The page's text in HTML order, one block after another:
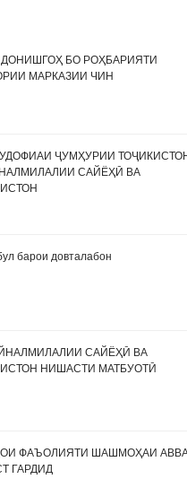
БО РОҲБАРИЯТИ
МАРКАЗИИ ЧИН
ҶУМҲУРИИ
САЙЁҲӢ ВА
барои довталабон
САЙЁҲӢ ВА
НИШАСТИ МАТБУОТӢ
ФАЪОЛИЯТИ ШАШМОҲАИ
ГАРДИД